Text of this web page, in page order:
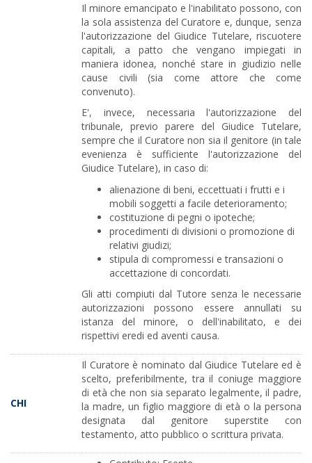
Il minore emancipato e l'inabilitato possono, con
la sola assistenza del Curatore e, dunque, senza
l'autorizzazione del Giudice Tutelare, riscuotere
capitali, a patto che vengano impiegati in
maniera idonea, nonché stare in giudizio nelle
cause civili (sia come attore che come
convenuto).
E', invece, necessaria l'autorizzazione del
tribunale, previo parere del Giudice Tutelare,
sempre che il Curatore non sia il genitore (in tale
evenienza è sufficiente l'autorizzazione del
Giudice Tutelare), in caso di:
alienazione di beni, eccettuati i frutti e i
mobili soggetti a facile deterioramento;
costituzione di pegni o ipoteche;
procedimenti di divisioni o promozione di
relativi giudizi;
stipula di compromessi e transazioni o
accettazione di concordati.
Gli atti compiuti dal Tutore senza le necessarie
autorizzazioni possono essere annullati su
istanza del minore, o dell'inabilitato, e dei
rispettivi eredi ed aventi causa.
CHI
Il Curatore è nominato dal Giudice Tutelare ed è
scelto, preferibilmente, tra il coniuge maggiore
di età che non sia separato legalmente, il padre,
la madre, un figlio maggiore di età o la persona
designata dal genitore superstite con
testamento, atto pubblico o scrittura privata.